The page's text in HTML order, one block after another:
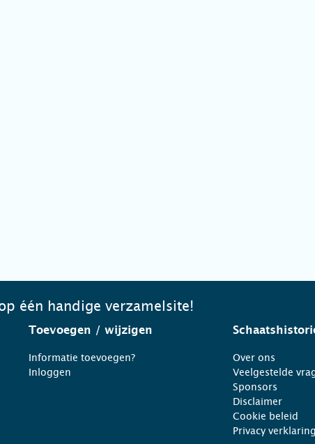
één handige verzamelsite!
Toevoegen / wijzigen
Informatie toevoegen?
Inloggen
Over ons
Veelgestelde
Sponsors
Disclaimer
Cookie beleid
Privacy verklaring